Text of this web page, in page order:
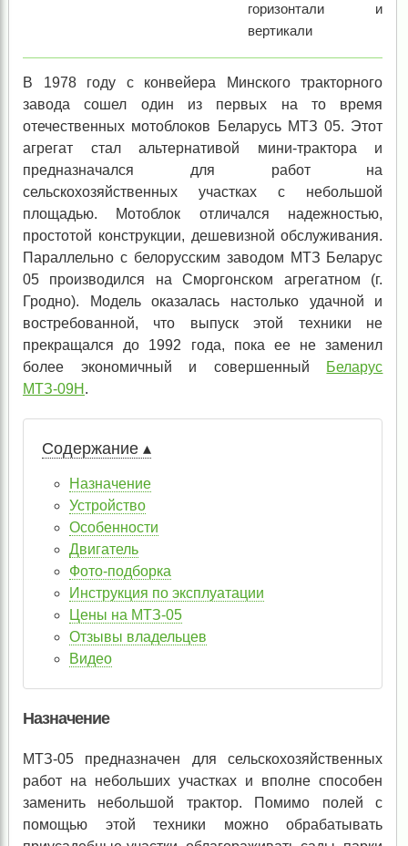
горизонтали и
вертикали
В 1978 году с конвейера Минского тракторного
завода сошел один из первых на то время
отечественных мотоблоков Беларусь МТЗ 05. Этот
агрегат стал альтернативой мини-трактора и
предназначался для работ на
сельскохозяйственных участках с небольшой
площадью. Мотоблок отличался надежностью,
простотой конструкции, дешевизной обслуживания.
Параллельно с белорусским заводом МТЗ Беларус
05 производился на Сморгонском агрегатном (г.
Гродно). Модель оказалась настолько удачной и
востребованной, что выпуск этой техники не
прекращался до 1992 года, пока ее не заменил
более экономичный и совершенный Беларус
МТЗ-09Н .
Содержание ▴
Назначение
Устройство
Особенности
Двигатель
Фото-подборка
Инструкция по эксплуатации
Цены на МТЗ-05
Отзывы владельцев
Видео
Назначение
МТЗ-05 предназначен для сельскохозяйственных
работ на небольших участках и вполне способен
заменить небольшой трактор. Помимо полей с
помощью этой техники можно обрабатывать